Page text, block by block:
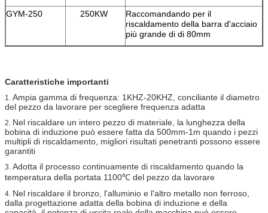
GYM-250
250KW
Raccomandando per il
riscaldamento della barra d'acciaio
più grande di di 80mm
Caratteristiche importanti
1. Ampia gamma di frequenza: 1KHZ-20KHZ, conciliante il diametro
del pezzo da lavorare per scegliere frequenza adatta
2. Nel riscaldare un intero pezzo di materiale, la lunghezza della
bobina di induzione può essere fatta da 500mm-1m quando i pezzi
multipli di riscaldamento, migliori risultati penetranti possono essere
garantiti
3. Adotta il processo continuamente di riscaldamento quando la
temperatura della portata 1100℃ del pezzo da lavorare
4. Nel riscaldare il bronzo, l'alluminio e l'altro metallo non ferroso,
dalla progettazione adatta della bobina di induzione e della